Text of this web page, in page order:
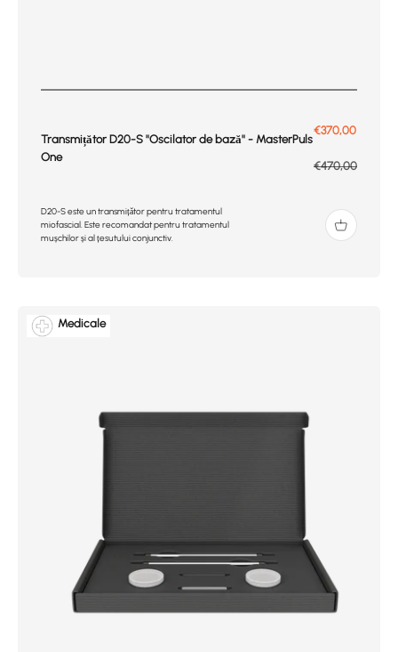
Transmițător D20-S ''Oscilator de bază'' - MasterPuls
One
Prix de vente
€370,00
Prix normal
€470,00
D20-S este un transmițător pentru tratamentul
miofascial. Este recomandat pentru tratamentul
mușchilor și al țesutului conjunctiv.
Medicale